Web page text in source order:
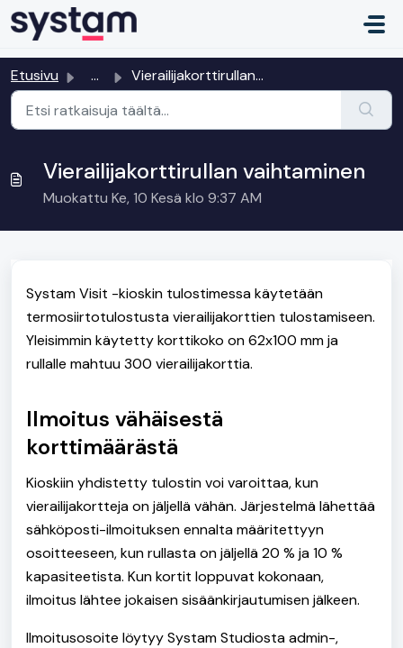
Siirry pääsisältöön
Etusivu ... Vierailijakorttirullan vaihtaminen
Vierailijakorttirullan vaihtaminen
Muokattu Ke, 10 Kesä klo 9:37 AM
Systam Visit -kioskin tulostimessa käytetään
termosiirtotulostusta vierailijakorttien tulostamiseen.
Yleisimmin käytetty korttikoko on 62x100 mm ja
rullalle mahtuu 300 vierailijakorttia.
Ilmoitus vähäisestä
korttimäärästä
Kioskiin yhdistetty tulostin voi varoittaa, kun
vierailijakortteja on jäljellä vähän. Järjestelmä lähettää
sähköposti-ilmoituksen ennalta määritettyyn
osoitteeseen, kun rullasta on jäljellä 20 % ja 10 %
kapasiteetista. Kun kortit loppuvat kokonaan,
ilmoitus lähtee jokaisen sisäänkirjautumisen jälkeen.
Ilmoitusosoite löytyy Systam Studiosta admin-,